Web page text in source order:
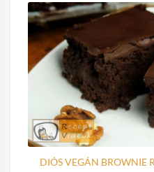
DIÓS VEGÁN BROWNIE